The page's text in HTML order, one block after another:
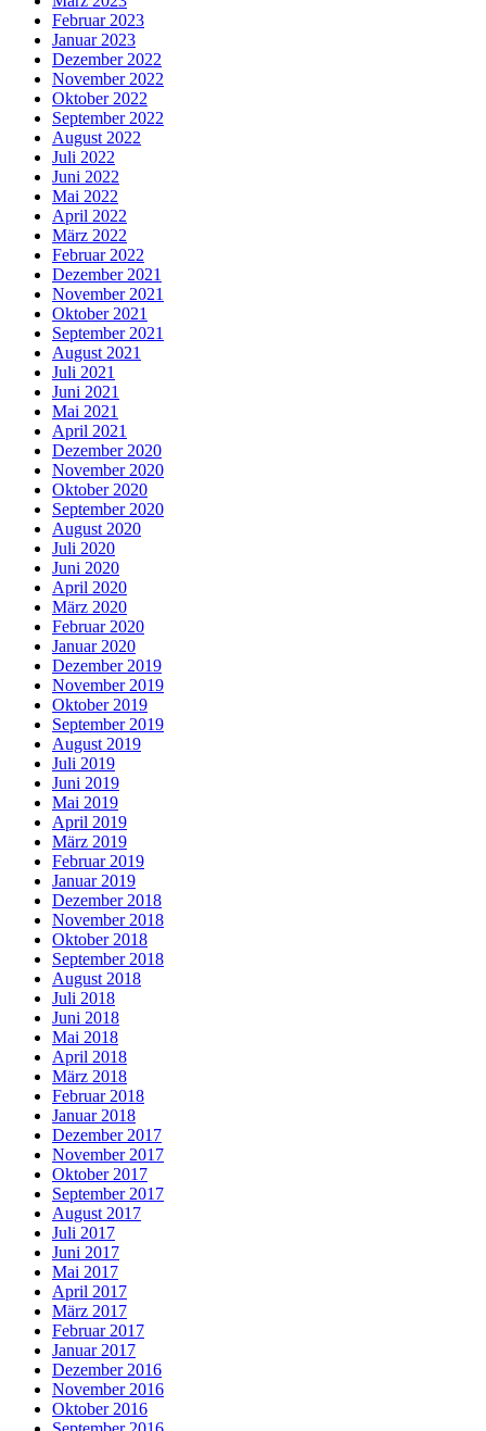
Februar 2023
Januar 2023
Dezember 2022
November 2022
Oktober 2022
September 2022
August 2022
Juli 2022
Juni 2022
Mai 2022
April 2022
März 2022
Februar 2022
Dezember 2021
November 2021
Oktober 2021
September 2021
August 2021
Juli 2021
Juni 2021
Mai 2021
April 2021
Dezember 2020
November 2020
Oktober 2020
September 2020
August 2020
Juli 2020
Juni 2020
April 2020
März 2020
Februar 2020
Januar 2020
Dezember 2019
November 2019
Oktober 2019
September 2019
August 2019
Juli 2019
Juni 2019
Mai 2019
April 2019
März 2019
Februar 2019
Januar 2019
Dezember 2018
November 2018
Oktober 2018
September 2018
August 2018
Juli 2018
Juni 2018
Mai 2018
April 2018
März 2018
Februar 2018
Januar 2018
Dezember 2017
November 2017
Oktober 2017
September 2017
August 2017
Juli 2017
Juni 2017
Mai 2017
April 2017
März 2017
Februar 2017
Januar 2017
Dezember 2016
November 2016
Oktober 2016